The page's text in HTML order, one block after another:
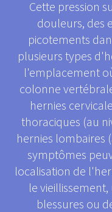
Cette pression
douleurs, des
picotements
plusieurs types
l'emplacement
colonne
hernies
thoraciques (au
hernies lombaires
symptômes
localisation de
le
blessures ou